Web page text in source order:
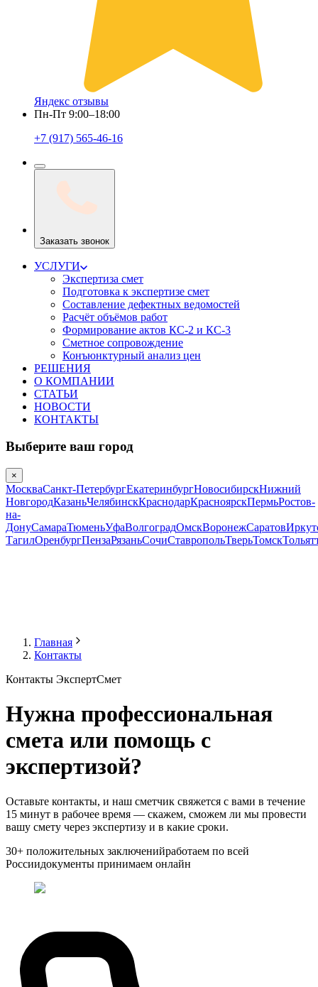
Яндекс отзывы
Пн-Пт 9:00–18:00
+7 (917) 565-46-16
Заказать звонок
УСЛУГИ
Экспертиза смет
Подготовка к экспертизе смет
Составление дефектных ведомостей
Расчёт объёмов работ
Формирование актов КС-2 и КС-3
Сметное сопровождение
Конъюнктурный анализ цен
РЕШЕНИЯ
О КОМПАНИИ
СТАТЬИ
НОВОСТИ
КОНТАКТЫ
Выберите ваш город
×
МоскваСанкт-ПетербургЕкатеринбургНовосибирскНижний
НовгородКазаньЧелябинскКраснодарКрасноярскПермьРостов-
на-
ДонуСамараТюменьУфаВолгоградОмскВоронежСаратов
ТагилОренбургПензаРязаньСочиСтавропольТверьТомск
Главная
Контакты
Контакты ЭкспертСмет
Нужна профессиональная
смета или помощь с
экспертизой?
Оставьте контакты, и наш сметчик свяжется с вами в течение
15 минут в рабочее время — скажем, сможем ли мы провести
вашу смету через экспертизу и в какие сроки.
30+ положительных заключенийработаем по всей
Россиидокументы принимаем онлайн